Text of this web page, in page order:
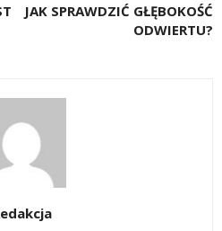
JAK SPRAWDZIĆ GŁĘBOKOŚĆ
ODWIERTU?